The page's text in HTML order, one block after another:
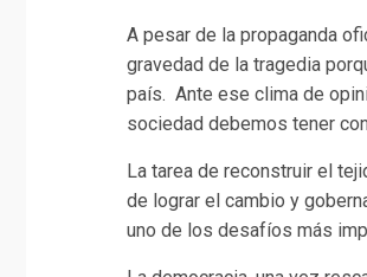
A pesar de la propaganda
gravedad de la tragedia
país. Ante ese clima de
sociedad debemos tener
La tarea de reconstruir el
de lograr el cambio y
uno de los desafíos más